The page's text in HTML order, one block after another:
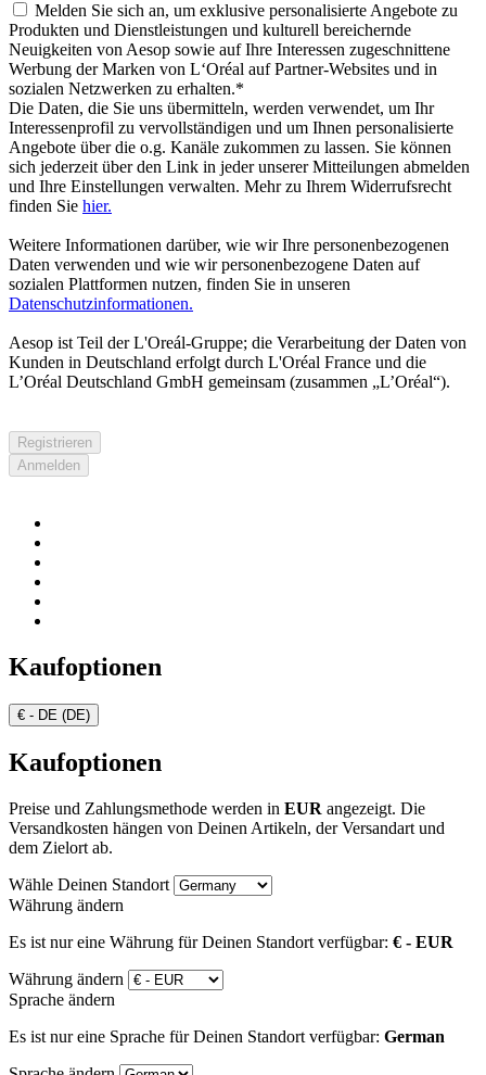
Melden Sie sich an, um exklusive personalisierte Angebote zu
Produkten und Dienstleistungen und kulturell bereichernde
Neuigkeiten von Aesop sowie auf Ihre Interessen zugeschnittene
Werbung der Marken von L‘Oréal auf Partner-Websites und in
sozialen Netzwerken zu erhalten.*
Die Daten, die Sie uns übermitteln, werden verwendet, um Ihr
Interessenprofil zu vervollständigen und um Ihnen personalisierte
Angebote über die o.g. Kanäle zukommen zu lassen. Sie können
sich jederzeit über den Link in jeder unserer Mitteilungen abmelden
und Ihre Einstellungen verwalten. Mehr zu Ihrem Widerrufsrecht
finden Sie hier.
Weitere Informationen darüber, wie wir Ihre personenbezogenen
Daten verwenden und wie wir personenbezogene Daten auf
sozialen Plattformen nutzen, finden Sie in unseren
Datenschutzinformationen.
Aesop ist Teil der L'Oreál-Gruppe; die Verarbeitung der Daten von
Kunden in Deutschland erfolgt durch L'Oréal France und die
L’Oréal Deutschland GmbH gemeinsam (zusammen „L’Oréal“).
Registrieren
Anmelden
Kaufoptionen
€ - DE (DE)
Kaufoptionen
Preise und Zahlungsmethode werden in EUR angezeigt. Die
Versandkosten hängen von Deinen Artikeln, der Versandart und
dem Zielort ab.
Wähle Deinen Standort
Währung ändern
Es ist nur eine Währung für Deinen Standort verfügbar: € - EUR
Währung ändern
Sprache ändern
Es ist nur eine Sprache für Deinen Standort verfügbar: German